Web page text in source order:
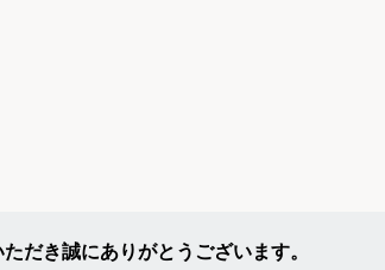
だき誠にありがとうございます。